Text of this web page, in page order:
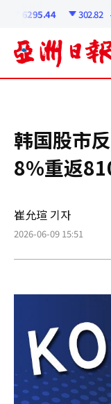
6295.44 302.82
韩国股市
8%重返
崔允瑄 기자
2026-06-09 15:51